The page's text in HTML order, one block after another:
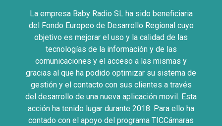
La empresa Baby Radio SL ha sido beneficiaria
del Fondo Europeo de Desarrollo Regional cuyo
objetivo es mejorar el uso y la calidad de las
tecnologías de la información y de las
comunicaciones y el acceso a las mismas y
gracias al que ha podido optimizar su sistema de
gestión y el contacto con sus clientes a través
del desarrollo de una nueva aplicación movil. Esta
acción ha tenido lugar durante 2018. Para ello ha
contado con el apoyo del programa TICCámaras